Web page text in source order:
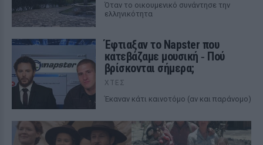
Όταν το οικουμενικό συνάντησε την
ελληνικότητα
Έφτιαξαν το Napster που
κατεβάζαμε μουσική ‑ Πού
βρίσκονται σήμερα;
ΧΤΕΣ
Έκαναν κάτι καινοτόμο (αν και παράνομο)